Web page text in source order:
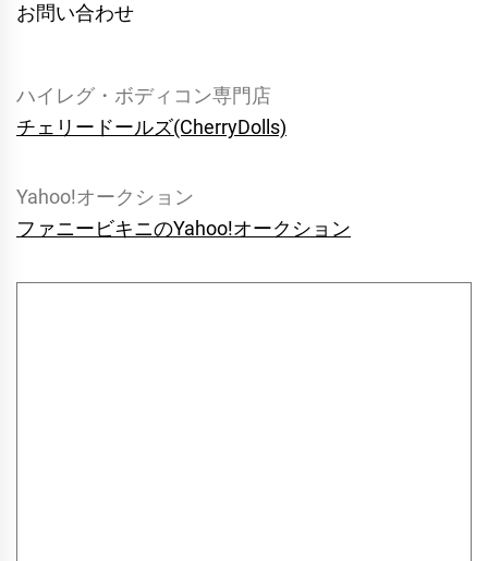
お問い合わせ
ハイレグ・ボディコン専門店
チェリードールズ(CherryDolls)
Yahoo!オークション
ファニービキニのYahoo!オークション